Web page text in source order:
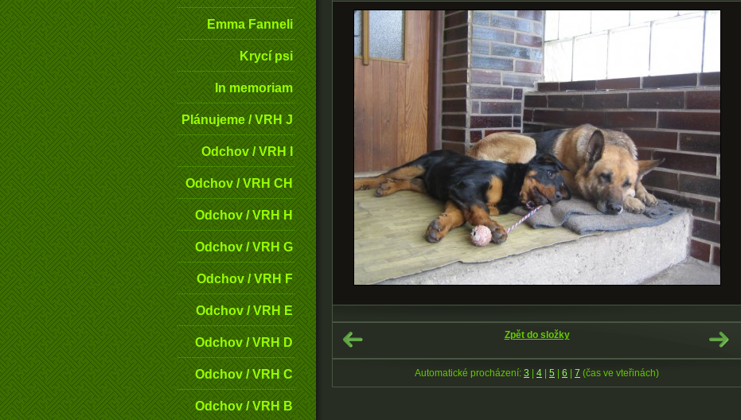
Emma Fanneli
Krycí psi
In memoriam
Plánujeme / VRH J
Odchov / VRH I
Odchov / VRH CH
Odchov / VRH H
Odchov / VRH G
Odchov / VRH F
Odchov / VRH E
Odchov / VRH D
Odchov / VRH C
Odchov / VRH B
Zpět do složky
Automatické procházení: 3 4 5 6 7 (čas ve vteřinách)